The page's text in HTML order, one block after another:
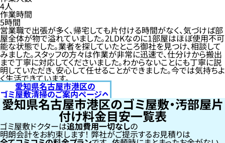
4人
作業時間
5時間
営業職で出張が多く、帰宅しても片付ける時間がなく、気づけば部
屋全体が物で溢れていました。2LDKなのに1部屋はほぼ使用不可
能な状態でした。業者を探していたところ御社を見つけ、相談して
みました。スタッフの方々は作業が非常に迅速で、仕分けから搬出
まで丁寧に対応してくださいました。わからないことにも丁寧に説
明していただき、安心して任せることができました。今では気持ちよ
く生活できています。
愛知県名古屋市港区の
ゴミ屋敷清掃のご案内ページへ
愛知県名古屋市港区のゴミ屋敷・汚部屋片
付け料金目安一覧表
ゴミ屋敷ドクターは追加費用一切なしの
明朗会計をお約束します！弊社がご提示するお見積りは